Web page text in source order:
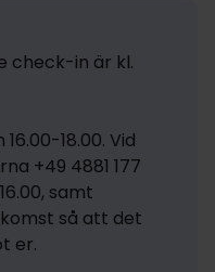
check-in är kl.
18.00. Vid
+49 4881 177
samt
så att det
er.